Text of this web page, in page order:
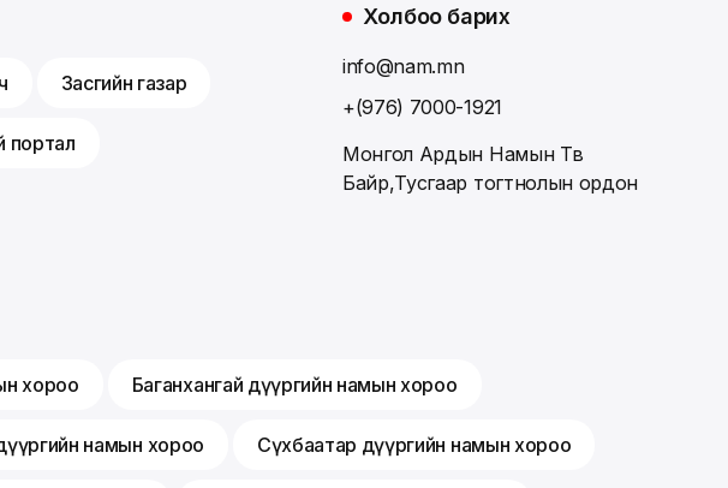
Засгийн газар
портал
Холбоо барих
info@nam.mn
+(976) 7000-1921
Монгол Ардын Намын Төв
Байр,Тусгаар тогтнолын ордон
хороо Баганхангай дүүргийн намын хороо
намын хороо Сүхбаатар дүүргийн намын хороо